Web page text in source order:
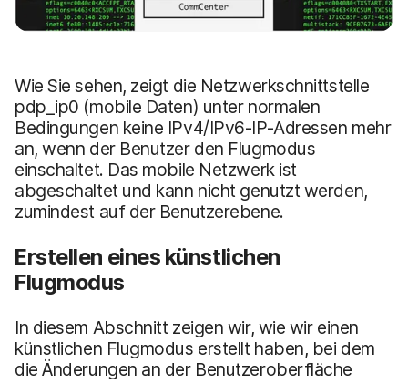
Wie Sie sehen, zeigt die Netzwerkschnittstelle
pdp_ip0 (mobile Daten) unter normalen
Bedingungen keine IPv4/IPv6-IP-Adressen mehr
an, wenn der Benutzer den Flugmodus
einschaltet. Das mobile Netzwerk ist
abgeschaltet und kann nicht genutzt werden,
zumindest auf der Benutzerebene.
Erstellen eines künstlichen
Flugmodus
In diesem Abschnitt zeigen wir, wie wir einen
künstlichen Flugmodus erstellt haben, bei dem
die Änderungen an der Benutzeroberfläche